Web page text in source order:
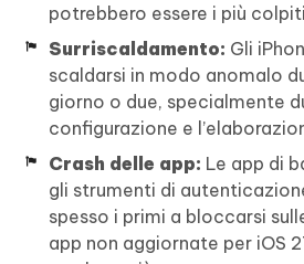
potrebbero essere i più
Surriscaldamento: Gli
scaldarsi in modo anomalo
giorno o due, specialmente
configurazione e
Crash delle app: Le app di
gli strumenti di
spesso i primi a bloccarsi
app non aggiornate per iOS